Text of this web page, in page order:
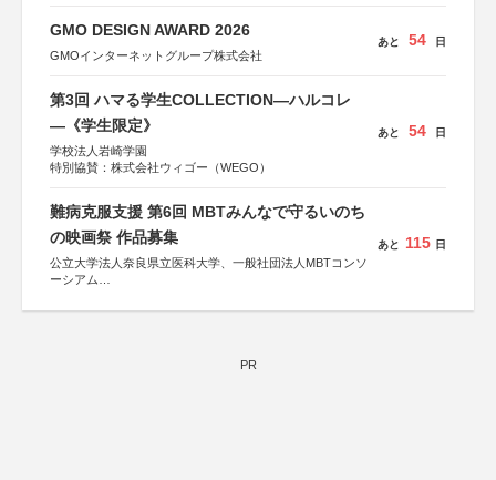
GMO DESIGN AWARD 2026
GMOインターネットグループ株式会社
あと 54 日
第3回 ハマる学生COLLECTION―ハルコレ
―《学生限定》
学校法人岩崎学園
特別協賛：株式会社ウィゴー（WEGO）
あと 54 日
難病克服支援 第6回 MBTみんなで守るいのち
の映画祭 作品募集
公立大学法人奈良県立医科大学、一般社団法人MBTコンソ
ーシアム
協力：読売新聞社
あと 115 日
PR